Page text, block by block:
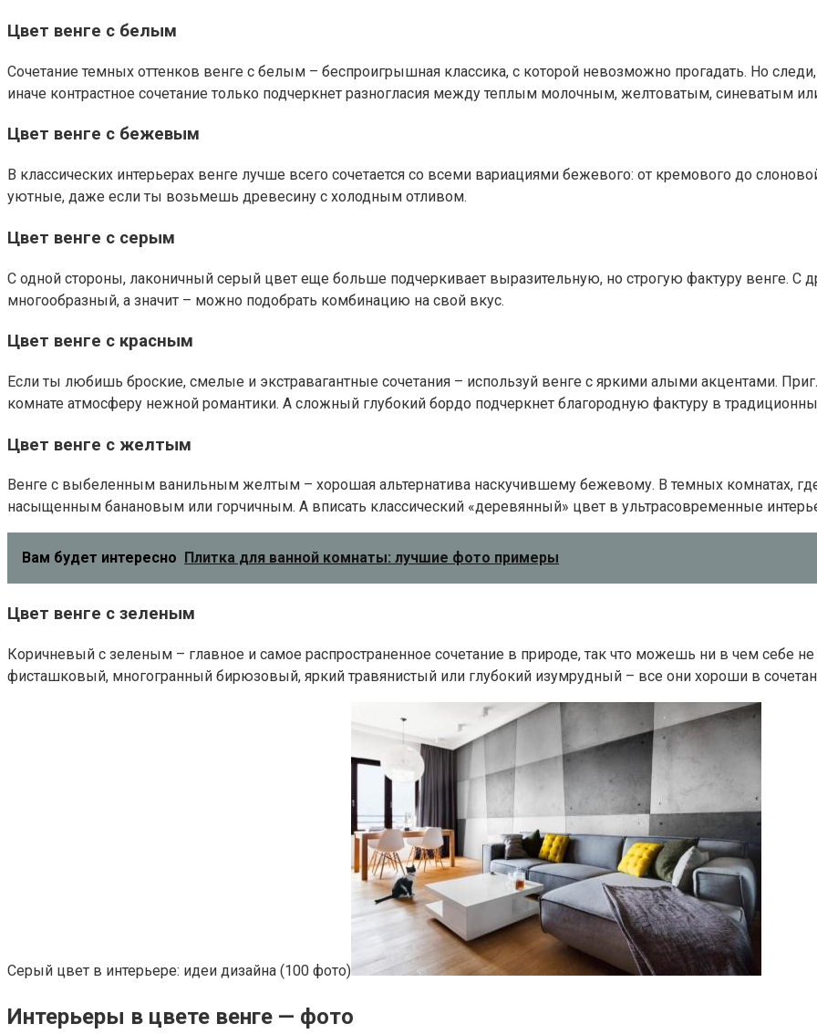
Цвет венге с белым
Сочетание темных оттенков венге с белым – беспроигрышная классика, с которой невозможно прогадать. Но
иначе контрастное сочетание только подчеркнет разногласия между теплым молочным, желтоватым, синеватым
Цвет венге с бежевым
В классических интерьерах венге лучше всего сочетается со всеми вариациями бежевого: от кремового до
уютные, даже если ты возьмешь древесину с холодным отливом.
Цвет венге с серым
С одной стороны, лаконичный серый цвет еще больше подчеркивает выразительную, но строгую фактуру венге. С
многообразный, а значит – можно подобрать комбинацию на свой вкус.
Цвет венге с красным
Если ты любишь броские, смелые и экстравагантные сочетания – используй венге с яркими алыми акцентами.
комнате атмосферу нежной романтики. А сложный глубокий бордо подчеркнет благородную фактуру в
Цвет венге с желтым
Венге с выбеленным ванильным желтым – хорошая альтернатива наскучившему бежевому. В темных комнатах, где
насыщенным банановым или горчичным. А вписать классический «деревянный» цвет в ультрасовременные
Вам будет интересно Плитка для ванной комнаты: лучшие фото примеры
Цвет венге с зеленым
Коричневый с зеленым – главное и самое распространенное сочетание в природе, так что можешь ни в чем себе
фисташковый, многогранный бирюзовый, яркий травянистый или глубокий изумрудный – все они хороши в
Серый цвет в интерьере: идеи дизайна (100 фото)
Интерьеры в цвете венге — фото